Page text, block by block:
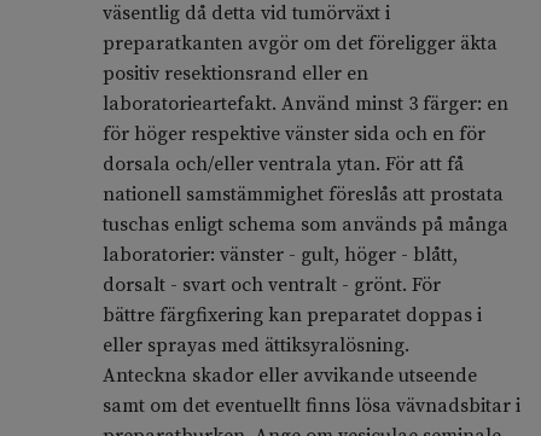
väsentlig då detta vid tumörväxt i
preparatkanten avgör om det föreligger äkta
positiv resektionsrand eller en
laboratorieartefakt. Använd minst 3 färger: en
för höger respektive vänster sida och en för
dorsala och/eller ventrala ytan. För att få
nationell samstämmighet föreslås att prostata
tuschas enligt schema som används på många
laboratorier: vänster - gult, höger - blått,
dorsalt - svart och ventralt - grönt. För
bättre färgfixering kan preparatet doppas i
eller sprayas med ättiksyralösning.
Anteckna skador eller avvikande utseende
samt om det eventuellt finns lösa vävnadsbitar i